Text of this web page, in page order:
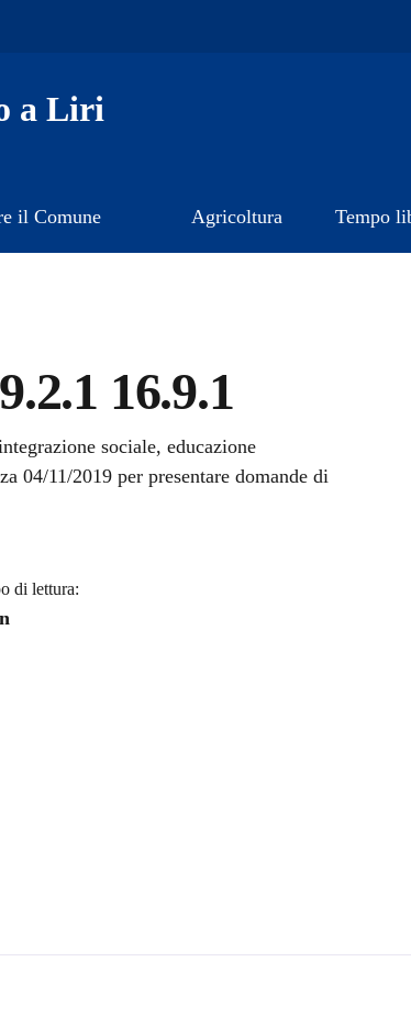
a Liri
il Comune Agricoltura Tempo
16.9.1
sociale, educazione
04/11/2019 per presentare domande di
di lettura: